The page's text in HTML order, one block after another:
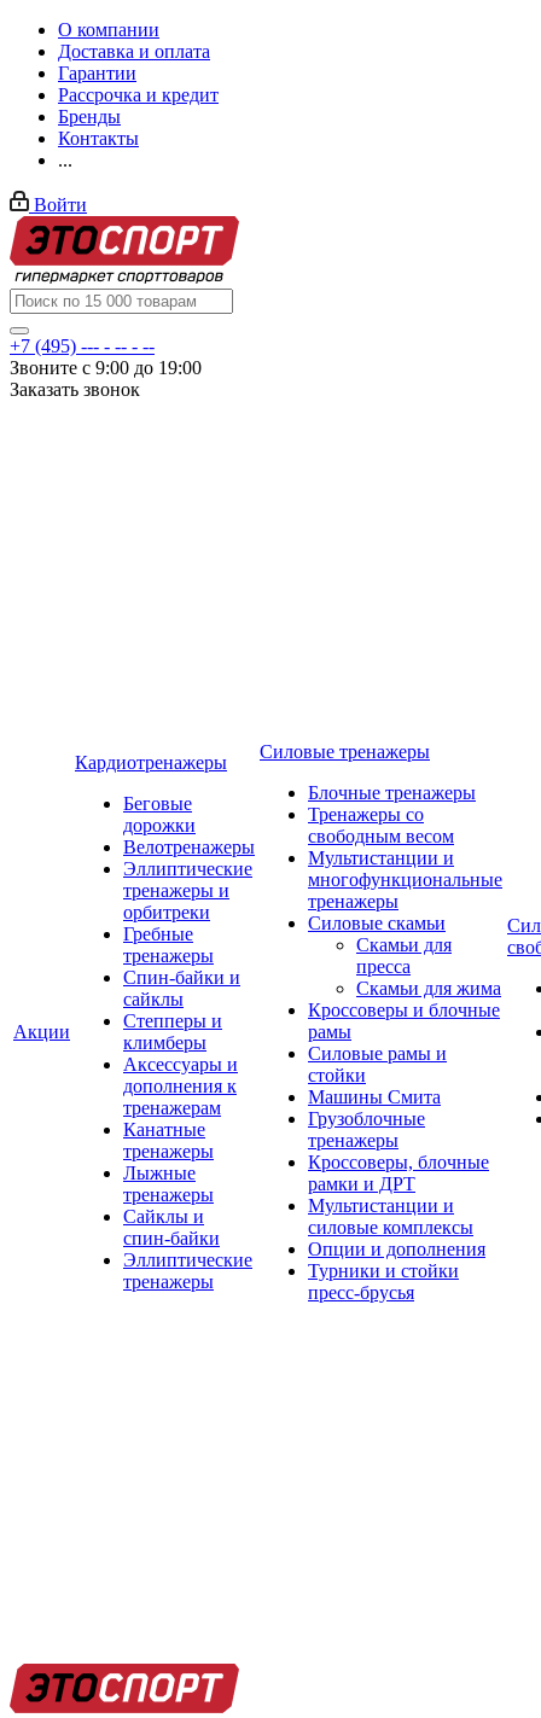
О компании
Доставка и оплата
Гарантии
Рассрочка и кредит
Бренды
Контакты
...
Войти
+7 (495) --- - -- - --
Звоните с 9:00 до 19:00
Заказать звонок
Акции
Кардиотренажеры
Беговые
дорожки
Велотренажеры
Эллиптические
тренажеры и
орбитреки
Гребные
тренажеры
Спин-байки и
сайклы
Степперы и
климберы
Аксессуары и
дополнения к
тренажерам
Канатные
тренажеры
Лыжные
тренажеры
Сайклы и
спин-байки
Эллиптические
тренажеры
Силовые тренажеры
Блочные тренажеры
Тренажеры со
свободным весом
Мультистанции и
многофункциональные
тренажеры
Силовые скамьи
Скамьи для
пресса
Скамьи для жима
Кроссоверы и блочные
рамы
Силовые рамы и
стойки
Машины Смита
Грузоблочные
тренажеры
Кроссоверы, блочные
рамки и ДРТ
Мультистанции и
силовые комплексы
Опции и дополнения
Турники и стойки
пресс-брусья